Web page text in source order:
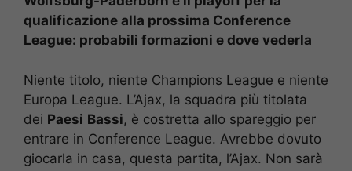
qualificazione alla prossima Conference
League: probabili formazioni e dove vederla
Niente titolo, niente Champions League e niente
Europa League. L’Ajax, la squadra più titolata
dei Paesi Bassi, è costretta allo spareggio per
entrare in Conference League. Avrebbe dovuto
giocarla in casa, questa partita, l’Ajax. Non sarà